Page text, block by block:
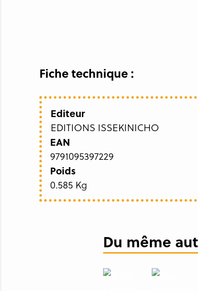
Fiche technique :
Editeur
EDITIONS ISSEKINICHO
EAN
9791095397229
Poids
0.585 Kg
Du même